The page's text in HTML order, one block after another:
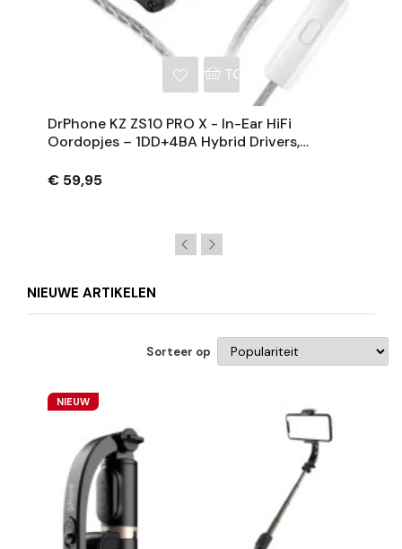
TOEVOEGEN AAN
DrPhone KZ ZS10 PRO X - In-Ear HiFi
Oordopjes – 1DD+4BA Hybrid Drivers,
Audiofiele Koptelefoon
€ 59,95
NIEUWE ARTIKELEN
Sorteer op
NIEUW